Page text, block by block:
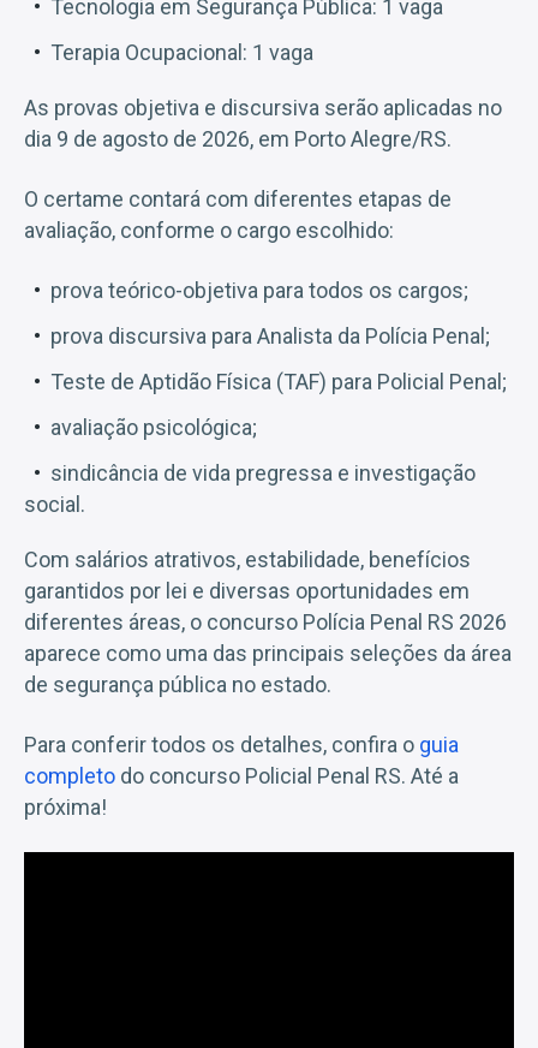
Tecnologia em Segurança Pública: 1 vaga
Terapia Ocupacional: 1 vaga
As provas objetiva e discursiva serão aplicadas no
dia 9 de agosto de 2026, em Porto Alegre/RS.
O certame contará com diferentes etapas de
avaliação, conforme o cargo escolhido:
prova teórico-objetiva para todos os cargos;
prova discursiva para Analista da Polícia Penal;
Teste de Aptidão Física (TAF) para Policial Penal;
avaliação psicológica;
sindicância de vida pregressa e investigação
social.
Com salários atrativos, estabilidade, benefícios
garantidos por lei e diversas oportunidades em
diferentes áreas, o concurso Polícia Penal RS 2026
aparece como uma das principais seleções da área
de segurança pública no estado.
Para conferir todos os detalhes, confira o guia
completo do concurso Policial Penal RS. Até a
próxima!